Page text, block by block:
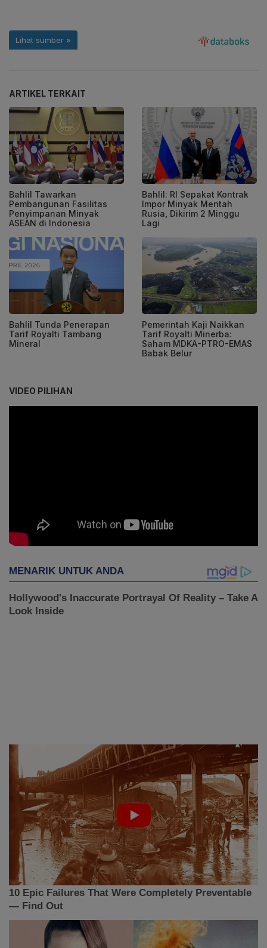
ARTIKEL TERKAIT
Bahlil Tawarkan
Pembangunan Fasilitas
Penyimpanan Minyak
ASEAN di Indonesia
Bahlil: RI Sepakat Kontrak
Impor Minyak Mentah
Rusia, Dikirim 2 Minggu
Lagi
Bahlil Tunda Penerapan
Tarif Royalti Tambang
Mineral
Pemerintah Kaji Naikkan
Tarif Royalti Minerba:
Saham MDKA-PTRO-EMAS
Babak Belur
VIDEO PILIHAN